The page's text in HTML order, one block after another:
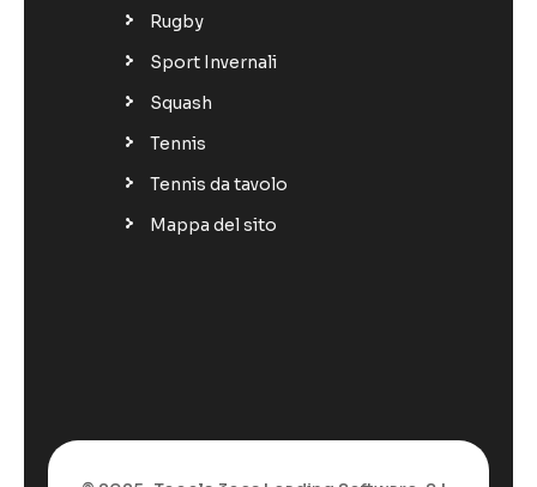
Rugby
Sport Invernali
Squash
Tennis
Tennis da tavolo
Mappa del sito